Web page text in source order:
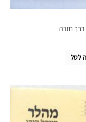
דרך חזרה
לסל